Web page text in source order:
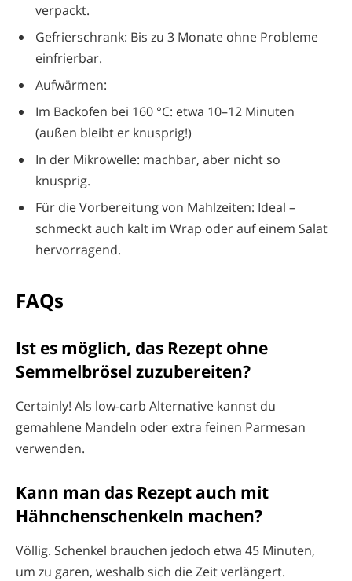
verpackt.
Gefrierschrank: Bis zu 3 Monate ohne Probleme
einfrierbar.
Aufwärmen:
Im Backofen bei 160 °C: etwa 10–12 Minuten
(außen bleibt er knusprig!)
In der Mikrowelle: machbar, aber nicht so
knusprig.
Für die Vorbereitung von Mahlzeiten: Ideal –
schmeckt auch kalt im Wrap oder auf einem Salat
hervorragend.
FAQs
Ist es möglich, das Rezept ohne
Semmelbrösel zuzubereiten?
Certainly! Als low-carb Alternative kannst du
gemahlene Mandeln oder extra feinen Parmesan
verwenden.
Kann man das Rezept auch mit
Hähnchenschenkeln machen?
Völlig. Schenkel brauchen jedoch etwa 45 Minuten,
um zu garen, weshalb sich die Zeit verlängert.